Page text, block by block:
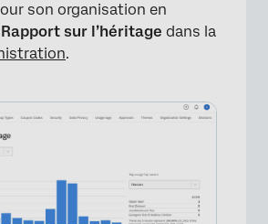
son organisation en
Rapport sur l’héritage dans la
.